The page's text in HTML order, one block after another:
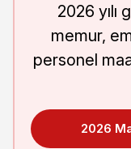
2026 yılı
memur,
personel
2026